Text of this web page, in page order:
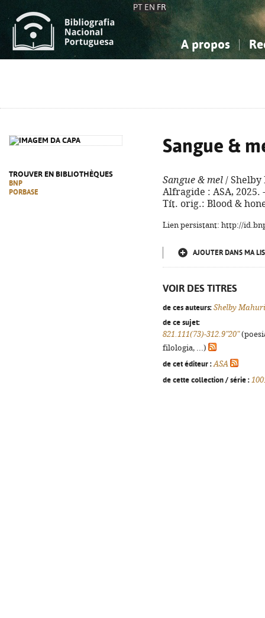
PT EN FR
A propos
TROUVER EN BIBLIOTHÈQUES
BNP
PORBASE
Sangue &
Sangue & mel / Shelby
Alfragide : ASA, 2025.
Tít. orig.: Blood &
Lien persistant: http://
AJOUTER DANS MA
VOIR DES TITRES
de ces auteurs: Shelby
de ce sujet:
821.111(73)-312.9"20"
filologia, ...)
de cet éditeur : ASA
de cette collection / série :